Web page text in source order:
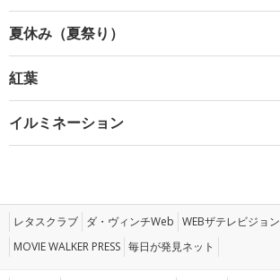
夏休み（夏祭り）
紅葉
イルミネーション
レタスクラブ ダ・ヴィンチWeb WEBザテレビジョン
MOVIE WALKER PRESS 毎日が発見ネット